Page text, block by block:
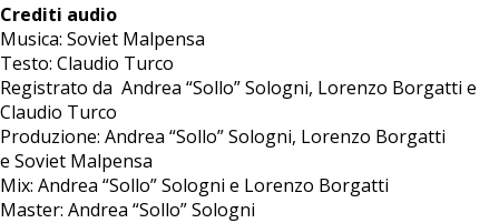
Crediti audio
Musica: Soviet Malpensa
Testo: Claudio Turco
Registrato da Andrea “Sollo” Sologni, Lorenzo Borgatti e
Claudio Turco
Produzione: Andrea “Sollo” Sologni, Lorenzo Borgatti
e Soviet Malpensa
Mix: Andrea “Sollo” Sologni e Lorenzo Borgatti
Master: Andrea “Sollo” Sologni